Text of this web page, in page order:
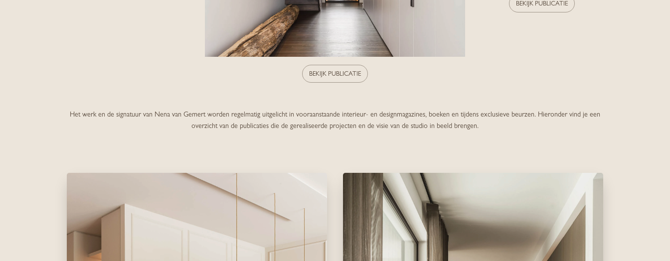
BEKIJK PUBLICATIE
BEKIJK PUBLICATIE
Het werk en de signatuur van Nena van Gemert worden regelmatig uitgelicht in vooraanstaande interieur- en designmagazines, boeken en tijdens exclusieve beurzen. Hieronder vind je een
overzicht van de publicaties die de gerealiseerde projecten en de visie van de studio in beeld brengen.